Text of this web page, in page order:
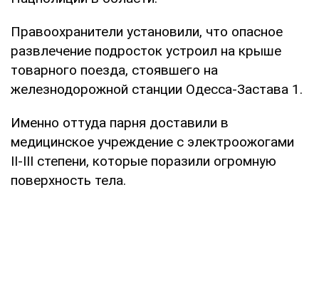
Правоохранители установили, что опасное
развлечение подросток устроил на крыше
товарного поезда, стоявшего на
железнодорожной станции Одесса-Застава 1.
Именно оттуда парня доставили в
медицинское учреждение с электроожогами
II-III степени, которые поразили огромную
поверхность тела.